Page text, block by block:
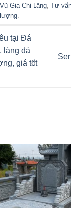
Gia Chi Lăng Tư
tại Đá
làng đá
giá tốt